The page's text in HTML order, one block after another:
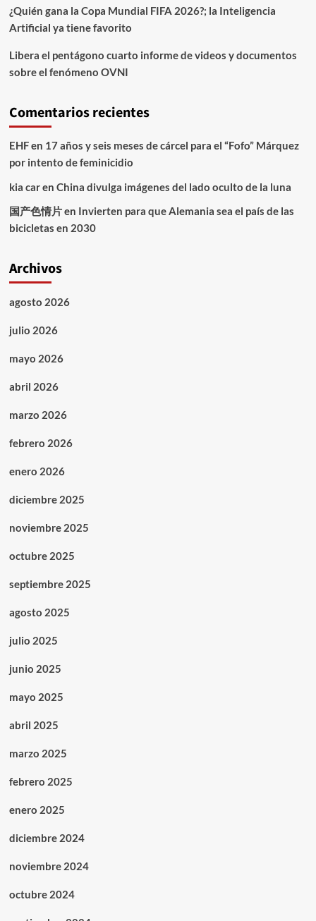
¿Quién gana la Copa Mundial FIFA 2026?; la Inteligencia
Artificial ya tiene favorito
Libera el pentágono cuarto informe de videos y documentos
sobre el fenómeno OVNI
Comentarios recientes
EHFen 17 años y seis meses de cárcel para el “Fofo” Márquez
por intento de feminicidio
kia caren China divulga imágenes del lado oculto de la luna
国产色情片en Invierten para que Alemania sea el país de las
bicicletas en 2030
Archivos
agosto 2026
julio 2026
mayo 2026
abril 2026
marzo 2026
febrero 2026
enero 2026
diciembre 2025
noviembre 2025
octubre 2025
septiembre 2025
agosto 2025
julio 2025
junio 2025
mayo 2025
abril 2025
marzo 2025
febrero 2025
enero 2025
diciembre 2024
noviembre 2024
octubre 2024